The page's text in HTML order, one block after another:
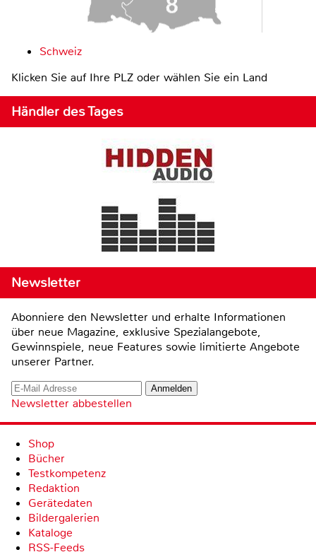
Schweiz
Klicken Sie auf Ihre PLZ oder wählen Sie ein Land
Händler des Tages
Newsletter
Abonniere den Newsletter und erhalte Informationen
über neue Magazine, exklusive Spezialangebote,
Gewinnspiele, neue Features sowie limitierte Angebote
unserer Partner.
Newsletter abbestellen
Shop
Bücher
Testkompetenz
Redaktion
Gerätedaten
Bildergalerien
Kataloge
RSS-Feeds